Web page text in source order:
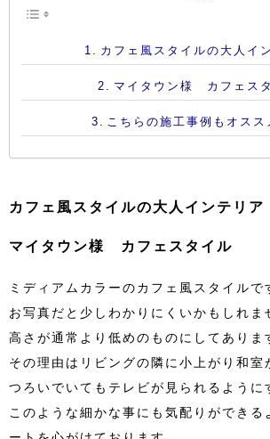
カフェ風スタイルの大人イ
マイタウン様 カフェス
こちらの施工事例もオスス
カフェ風スタイルの大人インテリア
マイタウン様 カフェスタイル
ミディアムカラーのカフェ風スタイルで
お写真だと少しわかりにくいかもしれま
高さが通常より低めのものにしてありま
その理由はリビングの隣に小上がり和室
つろいでいてもテレビが見られるように
このような細かな事にも気配りができる